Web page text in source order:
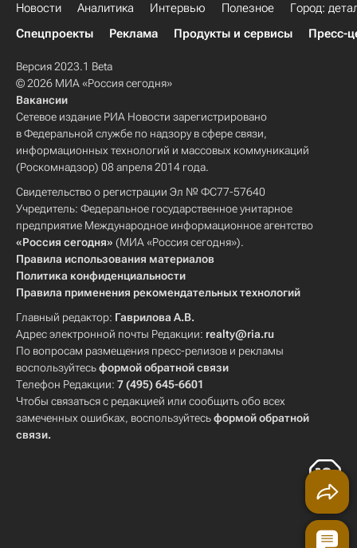
Новости Аналитика Интервью Полезное
Город:
Спецпроекты
Реклама Продукты и сервисы Пресс-
Версия 2023.1 Beta
© 2026 МИА «Россия сегодня»
Вакансии
Сетевое издание РИА Новости зарегистрировано
в Федеральной службе по надзору в сфере связи,
информационных технологий и массовых коммуникаций
(Роскомнадзор) 08 апреля 2014 года.
Свидетельство о регистрации Эл № ФС77-57640
Учредитель: Федеральное государственное унитарное
предприятие Международное информационное агентство
«Россия сегодня» (МИА «Россия сегодня»).
Правила использования материалов
Политика конфиденциальности
Правила применения рекомендательных технологий
Главный редактор: Гаврилова А.В.
Адрес электронной почты Редакции: realty@ria.ru
По вопросам размещения пресс-релизов и рекламы
воспользуйтесьформой обратной связи
Телефон Редакции: 7 (495) 645-6601
Чтобы связаться с редакцией или сообщить обо всех
замеченных ошибках, воспользуйтесьформой обратной
связи.